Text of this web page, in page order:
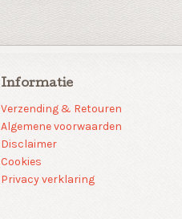
Informatie
Verzending & Retouren
Algemene voorwaarden
Disclaimer
Cookies
Privacy verklaring